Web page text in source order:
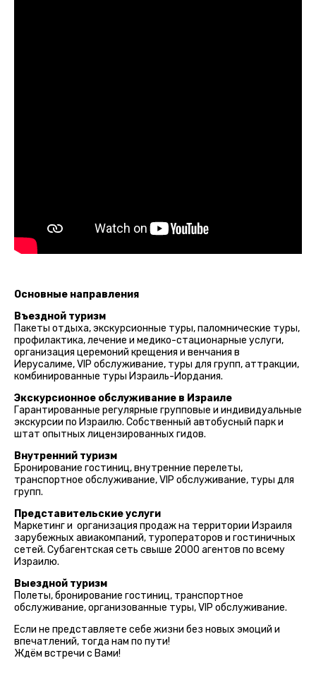
Основные направления
Въездной туризм
Пакеты отдыха, экскурсионные туры, паломнические туры,
профилактика, лечение и медико-стационарные услуги,
организация церемоний крещения и венчания в
Иерусалиме, VIP обслуживание, туры для групп, аттракции,
комбинированные туры Израиль-Иордания.
Экскурсионное обслуживание в Израиле
Гарантированные регулярные групповые и индивидуальные
экскурсии по Израилю. Собственный автобусный парк и
штат опытных лицензированных гидов.
Внутренний туризм
Бронирование гостиниц, внутренние перелеты,
транспортное обслуживание, VIP обслуживание, туры для
групп.
Представительские услуги
Маркетинг и организация продаж на территории Израиля
зарубежных авиакомпаний, туроператоров и гостиничных
сетей. Субагентская сеть свыше 2000 агентов по всему
Израилю.
Выездной туризм
Полеты, бронирование гостиниц, транспортное
обслуживание, организованные туры, VIP обслуживание.
Если не представляете себе жизни без новых эмоций и
впечатлений, тогда нам по пути!
Ждём встречи с Вами!